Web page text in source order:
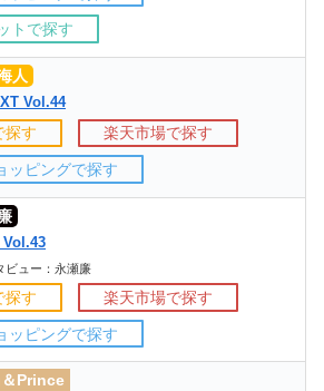
トで探す
人
Vol.44
探す 楽天市場で探す
ッピングで探す
Vol.43
ビュー：永瀬廉
探す 楽天市場で探す
ッピングで探す
Prince